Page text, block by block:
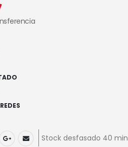
REDES
Stock desfasado 40 min